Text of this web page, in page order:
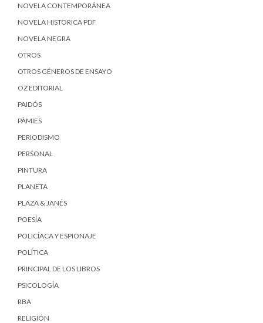
NOVELA CONTEMPORÁNEA
NOVELA HISTORICA PDF
NOVELA NEGRA
OTROS
OTROS GÉNEROS DE ENSAYO
OZ EDITORIAL
PAIDÓS
PÀMIES
PERIODISMO
PERSONAL
PINTURA
PLANETA
PLAZA & JANÉS
POESÍA
POLICÍACA Y ESPIONAJE
POLÍTICA
PRINCIPAL DE LOS LIBROS
PSICOLOGÍA
RBA
RELIGIÓN